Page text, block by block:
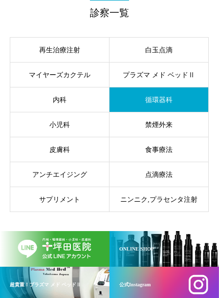
診察一覧
再生治療注射 白玉点滴
マイヤーズカクテル プラズマ メド ベッドⅡ
内科 循環器科
小児科 禁煙外来
皮膚科 食事療法
アンチエイジング 点滴療法
サプリメント ニンニク,プラセンタ注射
ONLINE SHOP
超貴重！プラズマ メド ベッドⅡ 公式Instagram